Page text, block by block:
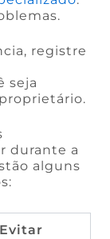
registre
seja
durante a
alguns